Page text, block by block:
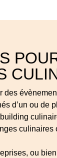
des
d’un ou de
culinaires
ou